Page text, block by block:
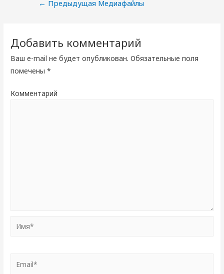
записям
← Предыдущая Медиафайлы
Добавить комментарий
Ваш e-mail не будет опубликован. Обязательные поля
помечены*
Комментарий
Имя*
Email*